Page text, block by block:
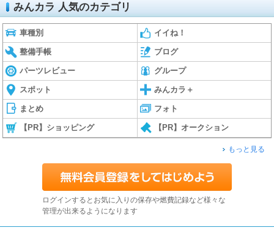
みんカラ 人気のカテゴリ
車種別 イイね！
整備手帳 ブログ
パーツレビュー グループ
スポット みんカラ＋
まとめ フォト
【PR】ショッピング 【PR】オークション
もっと見る
ログインするとお気に入りの保存や燃費記録など様々な
管理が出来るようになります